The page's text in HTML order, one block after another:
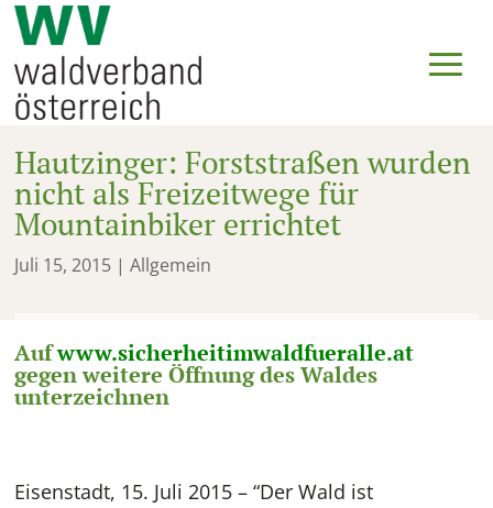
Hautzinger: Forststraßen wurden
nicht als Freizeitwege für
Mountainbiker errichtet
Juli 15, 2015 | Allgemein
Aufwww.sicherheitimwaldfueralle.at
gegen weitere Öffnung des Waldes
unterzeichnen
Eisenstadt, 15. Juli 2015 – “Der Wald ist